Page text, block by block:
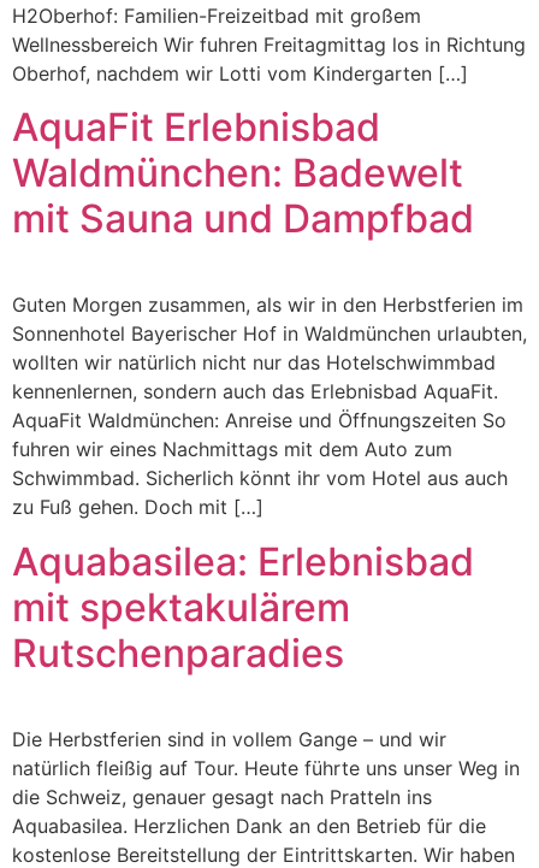
H2Oberhof: Familien-Freizeitbad mit großem
Wellnessbereich Wir fuhren Freitagmittag los in Richtung
Oberhof, nachdem wir Lotti vom Kindergarten […]
AquaFit Erlebnisbad
Waldmünchen: Badewelt
mit Sauna und Dampfbad
Guten Morgen zusammen, als wir in den Herbstferien im
Sonnenhotel Bayerischer Hof in Waldmünchen urlaubten,
wollten wir natürlich nicht nur das Hotelschwimmbad
kennenlernen, sondern auch das Erlebnisbad AquaFit.
AquaFit Waldmünchen: Anreise und Öffnungszeiten So
fuhren wir eines Nachmittags mit dem Auto zum
Schwimmbad. Sicherlich könnt ihr vom Hotel aus auch
zu Fuß gehen. Doch mit […]
Aquabasilea: Erlebnisbad
mit spektakulärem
Rutschenparadies
Die Herbstferien sind in vollem Gange – und wir
natürlich fleißig auf Tour. Heute führte uns unser Weg in
die Schweiz, genauer gesagt nach Pratteln ins
Aquabasilea. Herzlichen Dank an den Betrieb für die
kostenlose Bereitstellung der Eintrittskarten. Wir haben